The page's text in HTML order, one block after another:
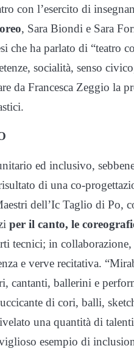
con l’esercito di
, Sara Biondi e Sara
che ha parlato di “teatro
socialità, senso
da Francesca Zeggio la
ed inclusivo,
di una co-
dell’Ic Taglio di Po,
per il canto, le
tecnici; in
e verve recitativa.
cantanti, ballerini e
di cori, balli,
una quantità di
esempio di